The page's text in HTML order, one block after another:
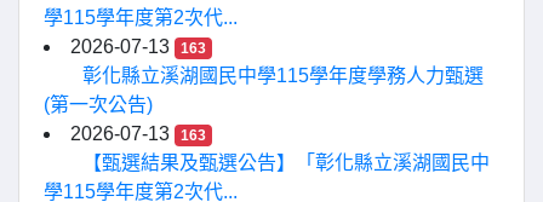
學115學年度第2次代...
2026-07-13
163
彰化縣立溪湖國民中學115學年度學務人力甄選
(第一次公告)
2026-07-13
163
【甄選結果及甄選公告】「彰化縣立溪湖國民中
學115學年度第2次代...